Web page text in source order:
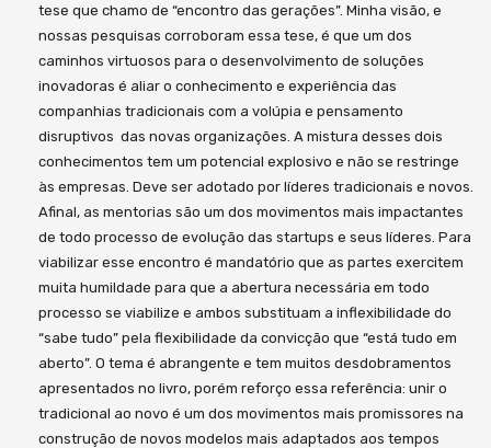
tese que chamo de “encontro das gerações”. Minha visão, e
nossas pesquisas corroboram essa tese, é que um dos
caminhos virtuosos para o desenvolvimento de soluções
inovadoras é aliar o conhecimento e experiência das
companhias tradicionais com a volúpia e pensamento
disruptivos das novas organizações. A mistura desses dois
conhecimentos tem um potencial explosivo e não se restringe
às empresas. Deve ser adotado por líderes tradicionais e novos.
Afinal, as mentorias são um dos movimentos mais impactantes
de todo processo de evolução das startups e seus líderes. Para
viabilizar esse encontro é mandatório que as partes exercitem
muita humildade para que a abertura necessária em todo
processo se viabilize e ambos substituam a inflexibilidade do
“sabe tudo” pela flexibilidade da convicção que “está tudo em
aberto”. O tema é abrangente e tem muitos desdobramentos
apresentados no livro, porém reforço essa referência: unir o
tradicional ao novo é um dos movimentos mais promissores na
construção de novos modelos mais adaptados aos tempos